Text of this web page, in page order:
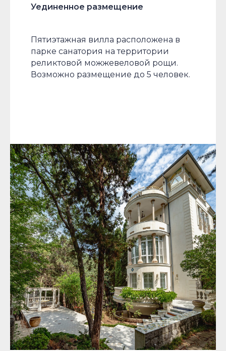
Уединенное размещение
Пятиэтажная вилла расположена в
парке санатория на территории
реликтовой можжевеловой рощи.
Возможно размещение до 5 человек.